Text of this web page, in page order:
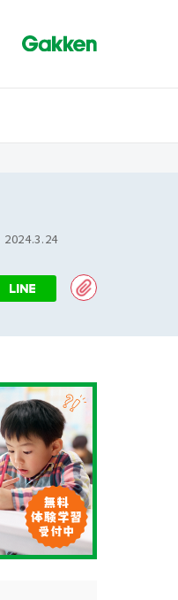
2024.3.24